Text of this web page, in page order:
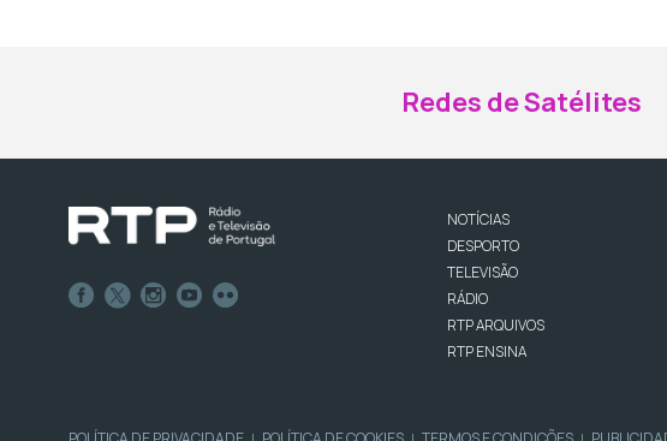
Redes de Satélites
NOTÍCIAS
DESPORTO
TELEVISÃO
RÁDIO
RTP ARQUIVOS
RTP ENSINA